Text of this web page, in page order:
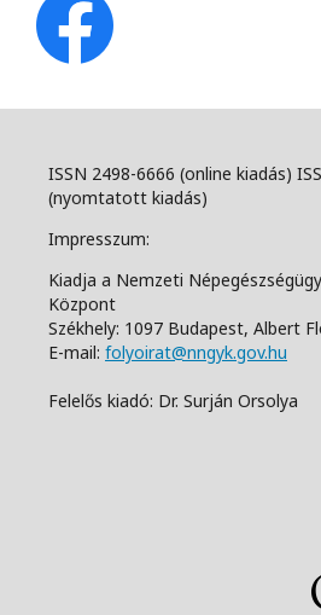
ISSN 2498-6666 (online kiadás)
(nyomtatott kiadás)
Impresszum:
Kiadja a Nemzeti
Központ
Székhely: 1097 Budapest, Albert
E-mail: folyoirat@nngyk.gov.hu
Felelős kiadó: Dr. Surján Orsolya